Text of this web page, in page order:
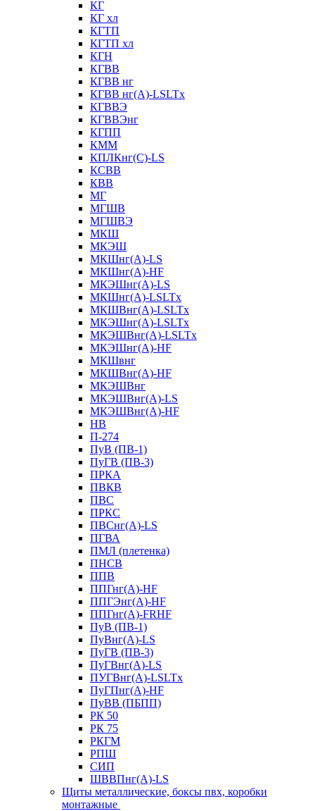
КГ
КГ хл
КГТП
КГТП хл
КГН
КГВВ
КГВВ нг
КГВВ нг(А)-LSLTx
КГВВЭ
КГВВЭнг
КГПП
КММ
КПЛКнг(C)-LS
КСВВ
КВВ
МГ
МГШВ
МГШВЭ
МКШ
МКЭШ
МКШнг(А)-LS
МКШнг(А)-HF
МКЭШнг(А)-LS
МКШнг(А)-LSLTx
МКШВнг(A)-LSLTx
МКЭШнг(А)-LSLTx
МКЭШВнг(A)-LSLTx
МКЭШнг(А)-HF
МКШвнг
МКШВнг(А)-HF
МКЭШВнг
МКЭШВнг(А)-LS
МКЭШВнг(А)-HF
НВ
П-274
ПуВ (ПВ-1)
ПуГВ (ПВ-3)
ПРКА
ПВКВ
ПВС
ПРКС
ПВСнг(А)-LS
ПГВА
ПМЛ (плетенка)
ПНСВ
ППВ
ППГнг(А)-HF
ППГЭнг(А)-HF
ППГнг(А)-FRHF
ПуВ (ПВ-1)
ПуВнг(А)-LS
ПуГВ (ПВ-3)
ПуГВнг(А)-LS
ПУГВнг(А)-LSLTx
ПуГПнг(А)-HF
ПуВВ (ПБПП)
РК 50
РК 75
РКГМ
РПШ
СИП
ШВВПнг(А)-LS
Щиты металлические, боксы пвх, коробки
монтажные